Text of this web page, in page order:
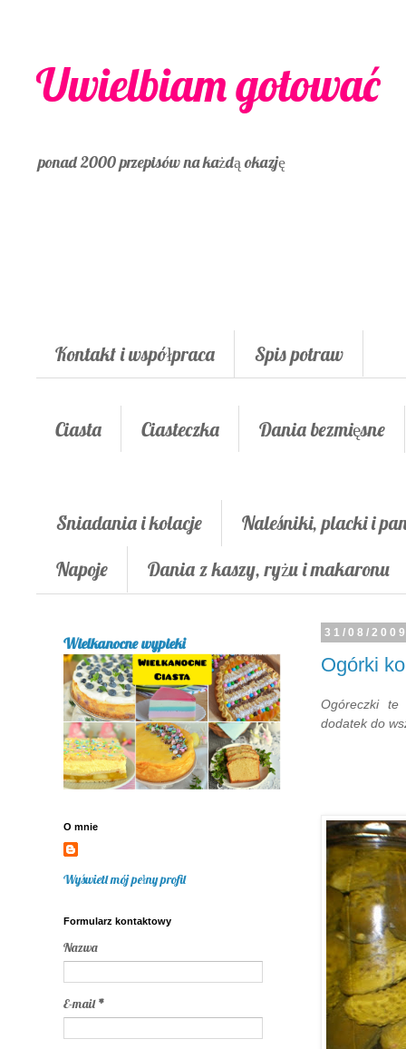
Uwielbiam gotować
ponad 2000 przepisów na każdą okazję
Kontakt i współpraca Spis potraw
Ciasta Ciasteczka Dania bezmięsne
Śniadania i kolacje
Naleśniki, placki i
Napoje
Dania z kaszy, ryżu i makaronu
31/08/
Ogórki
Ogóreczki
dodatek do
Wielkanocne wypieki
O mnie
Wyświetl mój pełny profil
Formularz kontaktowy
Nazwa
E-mail*